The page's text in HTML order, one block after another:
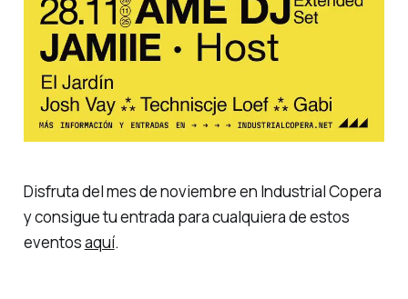
Disfruta del mes de noviembre en Industrial Copera
y consigue tu entrada para cualquiera de estos
eventosaquí.